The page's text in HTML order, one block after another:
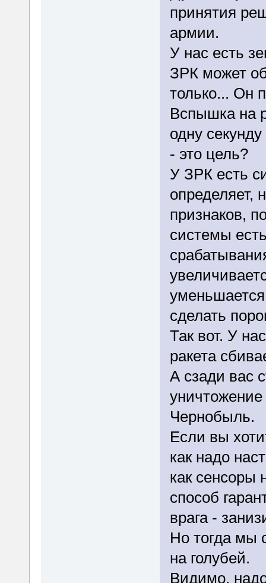
принятия
армии.
У нас есть
ЗРК может
только... Он
Вспышка на
одну
- это цель?
У ЗРК есть
определяет,
признаков,
системы
сделать
Так вот. У
ракета
А сзади вас
уничтожение
Чернобыль.
Если вы
как надо
как сенсоры
способ
врага -
Но тогда мы
на голубей.
Видимо,